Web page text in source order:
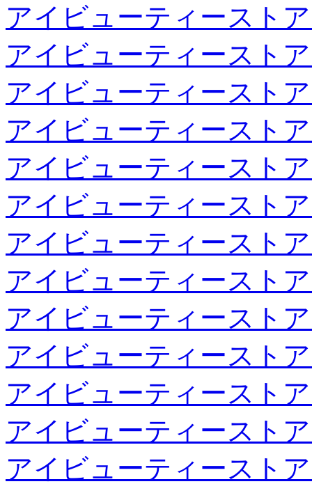
アイビューティースト
アイビューティースト
アイビューティースト
アイビューティースト
アイビューティースト
アイビューティースト
アイビューティースト
アイビューティースト
アイビューティースト
アイビューティースト
アイビューティースト
アイビューティースト
アイビューティースト